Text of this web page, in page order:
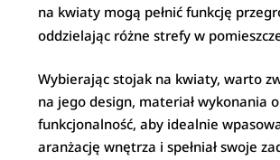
na kwiaty mogą pełnić funkcję
oddzielając różne strefy w
Wybierając stojak na kwiaty, warto
na jego design, materiał wykonania
funkcjonalność, aby idealnie
aranżację wnętrza i spełniał swoje